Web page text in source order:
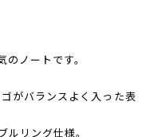
ノートです。
がバランスよく入った表
リング仕様。